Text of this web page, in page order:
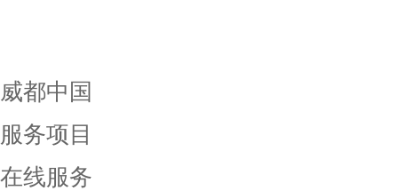
威都中国
服务项目
在线服务